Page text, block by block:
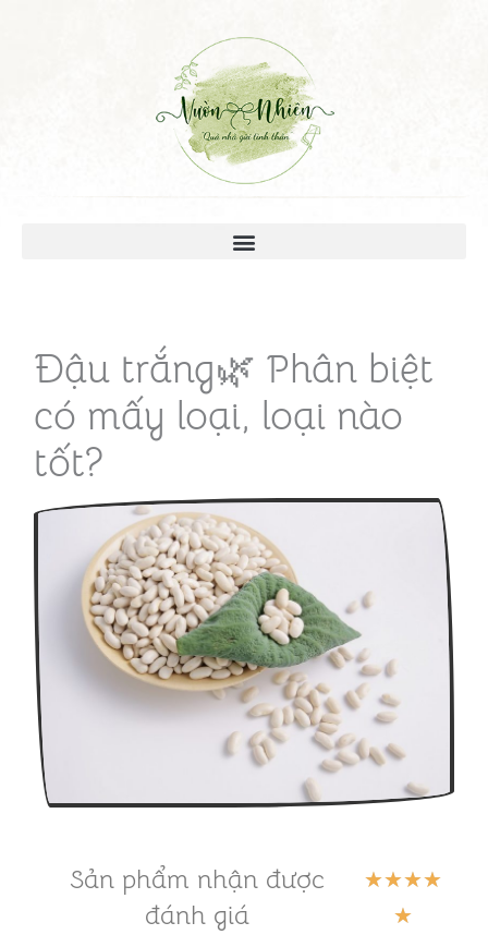
Đậu trắng🌿 Phân biệt
có mấy loại, loại nào
tốt?
Sản phẩm nhận được
đánh giá
★★★★
★
5
/